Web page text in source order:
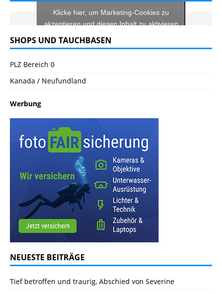
Klicke hier, um Marketing-Cookies zu
akzeptieren und diesen Inhalt zu aktivieren
SHOPS UND TAUCHBASEN
PLZ Bereich 0
Kanada / Neufundland
Werbung
NEUESTE BEITRÄGE
Tief betroffen und traurig, Abschied von Severine